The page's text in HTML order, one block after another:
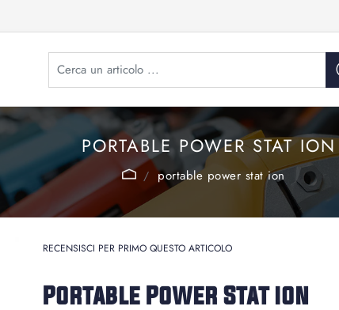
PORTABLE POWER STAT ION
portable power stat ion
RECENSISCI PER PRIMO QUESTO ARTICOLO
Portable Power Stat ion